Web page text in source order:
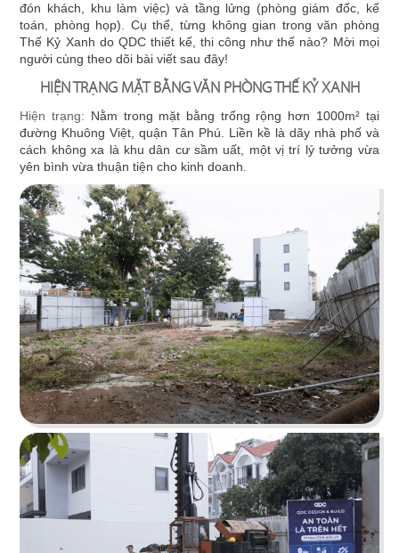
VĂN
PHÒNG
DỰ
ÁN
SHOWROOM
TIN
TỨC
LIÊN
HỆ
trong quá trình thi công.
——————————–
Một số dự án văn phòng do QDC Design & Build trực tiếp
thiết kế và thi công:
THẾ KỶ XANH
Dự án văn phòng Thế Kỷ Xanh được thiết kế
theo phong cách Tân cổ điển sang trọng
Chi tiết
đón khách, khu làm việc) và tầng lửng (phòng giám đốc, kế
toán, phòng họp). Cụ thể, từng không gian trong văn phòng
Thế Kỷ Xanh do QDC thiết kế, thi công như thế nào? Mời mọi
người cùng theo dõi bài viết sau đây!
HIỆN TRẠNG MẶT BẰNG VĂN PHÒNG THẾ KỶ XANH
Hiện trạng: Nằm trong mặt bằng trống rộng hơn 1000m² tại
đường Khuông Việt, quận Tân Phú. Liền kề là dãy nhà phố và
cách không xa là khu dân cư sầm uất, một vị trí lý tưởng vừa
yên bình vừa thuận tiện cho kinh doanh.